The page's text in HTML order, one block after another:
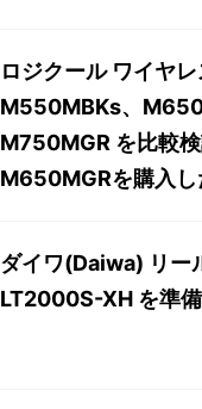
ロジクール ワイヤ
M550MBKs、
M750MGR を比較検
M650MGRを購入し
ダイワ(Daiwa) リー
LT2000S-XH を準